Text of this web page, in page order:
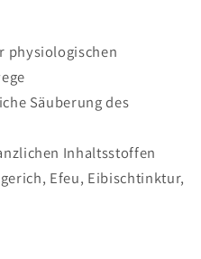
physiologischen
Säuberung des
Inhaltsstoffen
Efeu, Eibischtinktur,